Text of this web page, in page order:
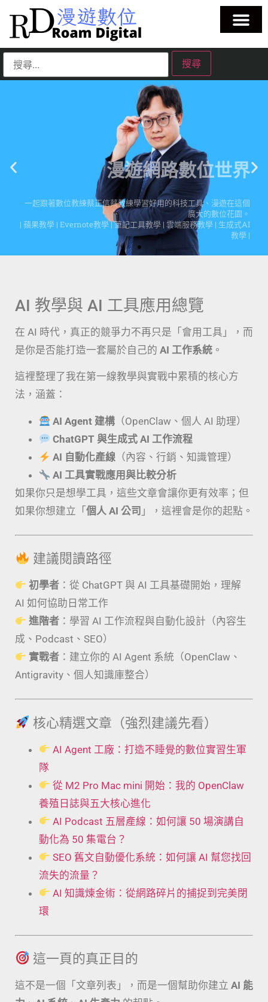
漫遊網路數位世界
一起跟著數位教練蔡正信蔡教練學習好用的科技工具、漫遊在這個
廣大的數位花園。
| 蘋果教學 | Evernote教學 | 筆記工具教學 | 雲端服務教學 | 生成式AI
教學 |
點擊這裡
AI 教學與 AI 工具應用總覽
在 AI 時代，真正的競爭力不再只是「會用工具」，而
是你是否能打造一套屬於自己的 AI 工作系統 。
這裡整理了我在第一線教學與實戰中累積的核心方
法，涵蓋：
AI Agent 建構 （OpenClaw、個人 AI 助理）
ChatGPT 與生成式 AI 工作流程
AI 自動化產線 （內容、行銷、知識管理）
AI 工具實戰應用與比較分析
如果你只是想學工具，這些文章會讓你更有效率；但
如果你想建立「 個人 AI 公司 」，這裡會是你的起點。
建議閱讀路徑
初學者 ：從 ChatGPT 與 AI 工具基礎開始，理解
AI 如何協助日常工作
進階者 ：學習 AI 工作流程與自動化設計（內容生
成、Podcast、SEO）
實戰者 ：建立你的 AI Agent 系統（OpenClaw、
Antigravity、個人知識庫整合）
核心精選文章（強烈建議先看）
AI Agent 工廠：打造不睡覺的數位實習生軍
隊
從 M2 Pro Mac mini 開始：我的 OpenClaw
養殖日誌與五大核心進化
AI Podcast 五層產線：如何讓 50 場演講自
動化為 50 集電台？
SEO 舊文自動優化系統：如何讓 AI 幫您找回
流失的流量？
AI 知識煉金術：從網路碎片的捕捉到完美閉
環
這一頁的真正目的
這不是一個「文章列表」，而是一個幫助你建立 AI 能